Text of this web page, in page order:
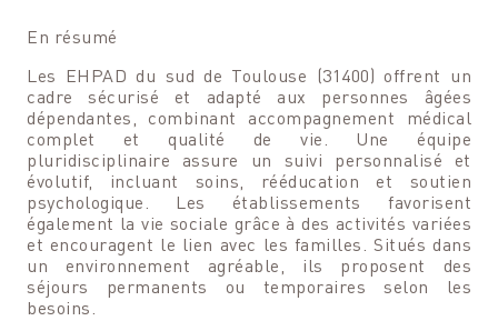
En résumé
Les EHPAD du sud de Toulouse (31400) offrent un
cadre sécurisé et adapté aux personnes âgées
dépendantes, combinant accompagnement médical
complet et qualité de vie. Une équipe
pluridisciplinaire assure un suivi personnalisé et
évolutif, incluant soins, rééducation et soutien
psychologique. Les établissements favorisent
également la vie sociale grâce à des activités variées
et encouragent le lien avec les familles. Situés dans
un environnement agréable, ils proposent des
séjours permanents ou temporaires selon les
besoins.